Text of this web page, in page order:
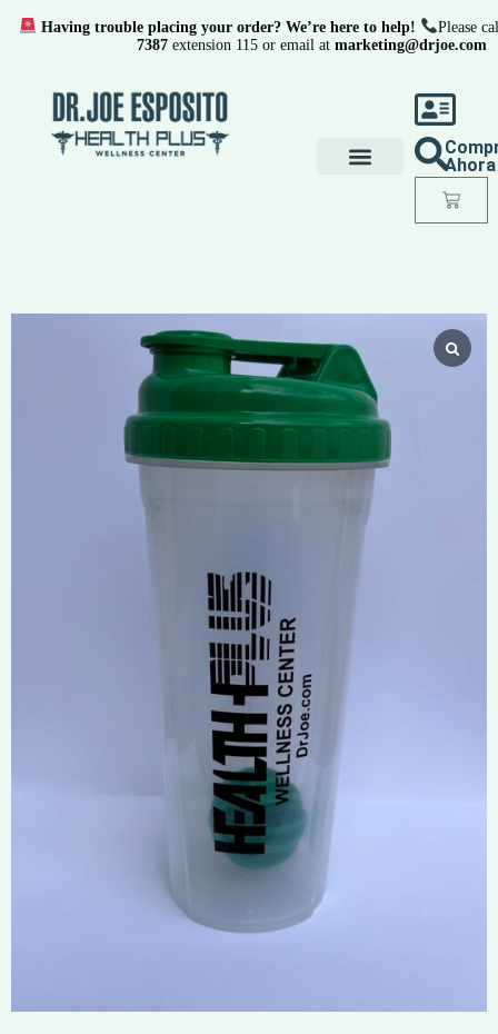
Ahora
Having trouble placing your order? We’re here to help!
Please
7387 extension 115 or email at marketing@drjoe.com